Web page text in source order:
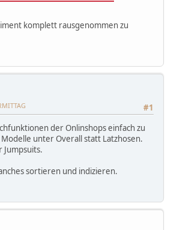
komplett rausgenommen zu
#1
der Onlinshops einfach zu
unter Overall statt Latzhosen.
Jumpsuits.
sortieren und indizieren.